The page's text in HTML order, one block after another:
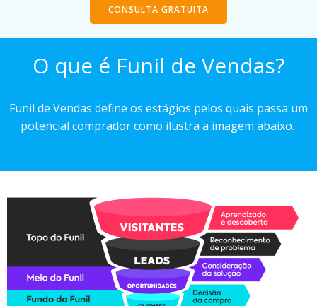
CONSULTA GRATUITA
O que é Funil de Vendas?
Funil de Vendas define os estágios pelos quais passa um
potencial comprador como ilustra a imagem abaixo.